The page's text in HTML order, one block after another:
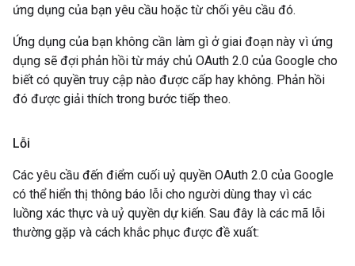
ứng dụng của bạn yêu cầu hoặc từ chối yêu cầu đó.
Ứng dụng của bạn không cần làm gì ở giai đoạn này vì ứng
dụng sẽ đợi phản hồi từ máy chủ OAuth 2.0 của Google cho
biết có quyền truy cập nào được cấp hay không. Phản hồi
đó được giải thích trong bước tiếp theo.
Lỗi
Các yêu cầu đến điểm cuối uỷ quyền OAuth 2.0 của Google
có thể hiển thị thông báo lỗi cho người dùng thay vì các
luồng xác thực và uỷ quyền dự kiến. Sau đây là các mã lỗi
thường gặp và cách khắc phục được đề xuất: